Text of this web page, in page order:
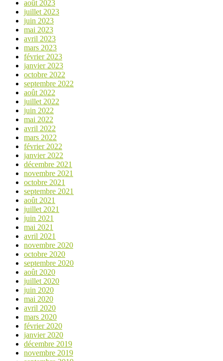
août 2023
juillet 2023
juin 2023
mai 2023
avril 2023
mars 2023
février 2023
janvier 2023
octobre 2022
septembre 2022
août 2022
juillet 2022
juin 2022
mai 2022
avril 2022
mars 2022
février 2022
janvier 2022
décembre 2021
novembre 2021
octobre 2021
septembre 2021
août 2021
juillet 2021
juin 2021
mai 2021
avril 2021
novembre 2020
octobre 2020
septembre 2020
août 2020
juillet 2020
juin 2020
mai 2020
avril 2020
mars 2020
février 2020
janvier 2020
décembre 2019
novembre 2019